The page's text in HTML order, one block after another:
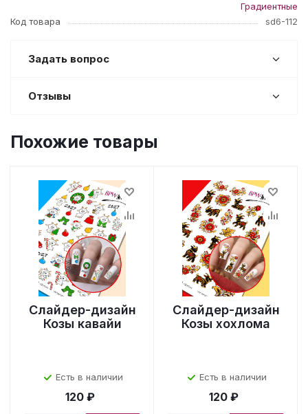
Градиентные
Код товара
sd6-112
Задать вопрос
Отзывы
Похожие товары
Слайдер-дизайн
Козы кавайи
Есть в наличии
120 ₽
Слайдер-дизайн
Козы хохлома
Есть в наличии
120 ₽